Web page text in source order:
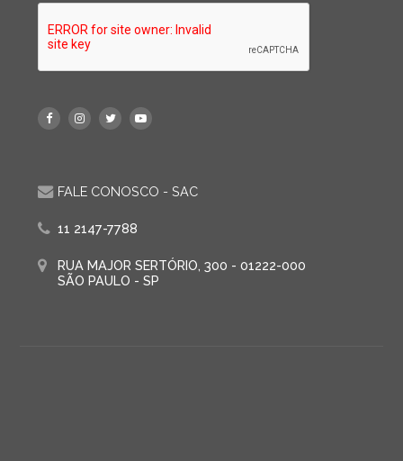
FALE CONOSCO - SAC
11 2147-7788
RUA MAJOR SERTÓRIO, 300 - 01222-000
SÃO PAULO - SP